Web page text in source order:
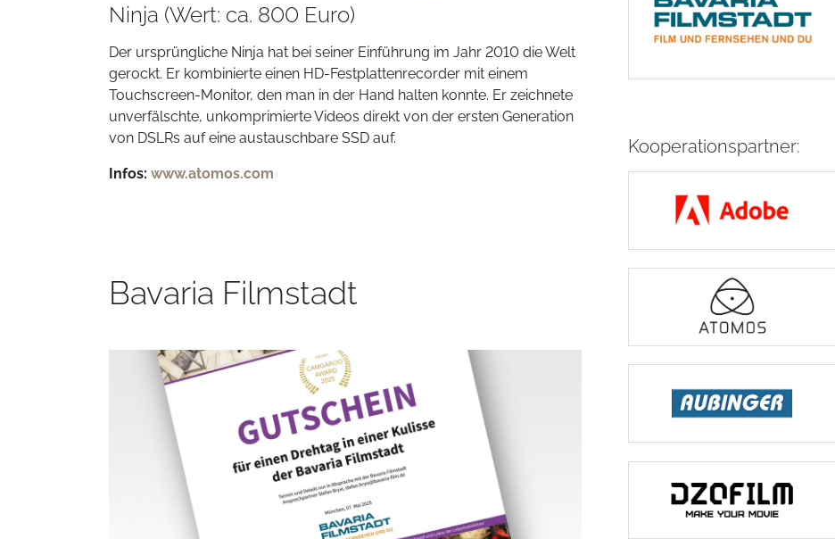
Ninja (Wert: ca. 800 Euro)
Der ursprüngliche Ninja hat bei seiner Einführung im Jahr 2010 die Welt
gerockt. Er kombinierte einen HD-Festplattenrecorder mit einem
Touchscreen-Monitor, den man in der Hand halten konnte. Er zeichnete
unverfälschte, unkomprimierte Videos direkt von der ersten Generation
von DSLRs auf eine austauschbare SSD auf.
Infos: www.atomos.com
Bavaria Filmstadt
Kooperationspartner: